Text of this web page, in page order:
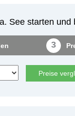
See starten und
3
Preise